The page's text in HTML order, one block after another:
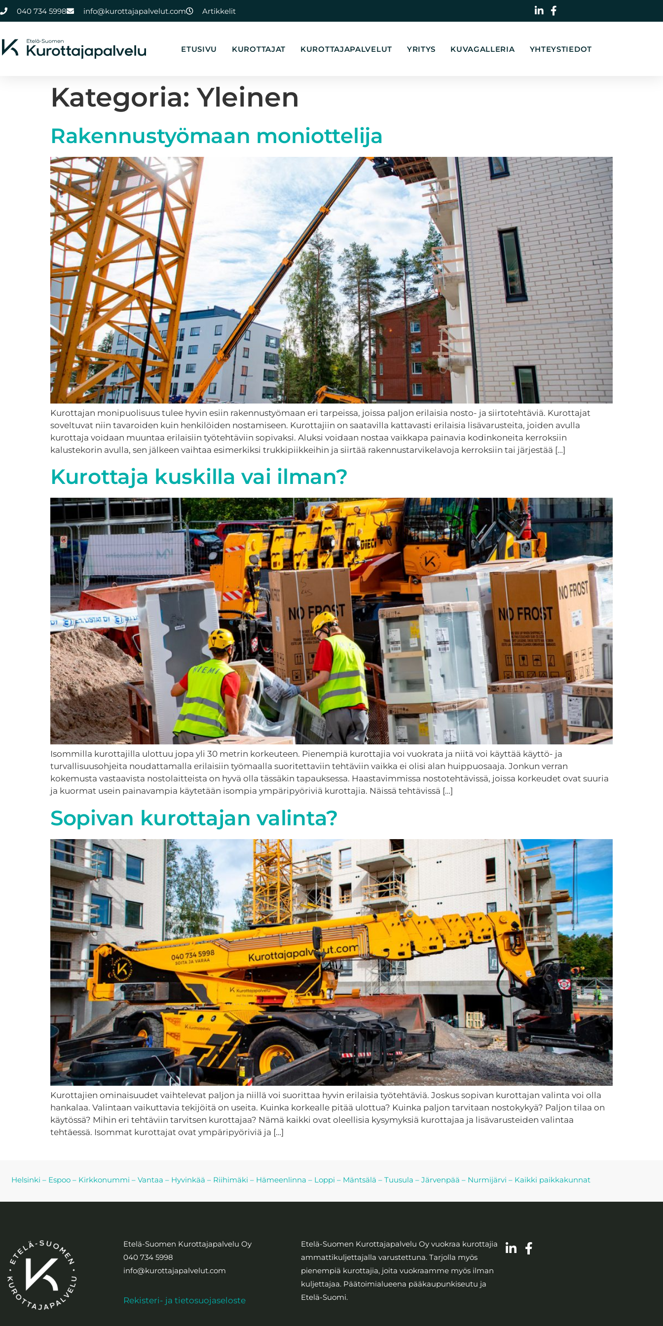
040 734 5998 info@kurottajapalvelut.com Artikkelit
ETUSIVU KUROTTAJAT KUROTTAJAPALVELUT YRITYS KUVAGALLERIA YHTEYSTIEDOT
Kategoria:Yleinen
Rakennustyömaan moniottelija
Kurottajan monipuolisuus tulee hyvin esiin rakennustyömaan eri tarpeissa, joissa paljon erilaisia nosto- ja siirtotehtäviä. Kurottajat
soveltuvat niin tavaroiden kuin henkilöiden nostamiseen. Kurottajiin on saatavilla kattavasti erilaisia lisävarusteita, joiden avulla
kurottaja voidaan muuntaa erilaisiin työtehtäviin sopivaksi. Aluksi voidaan nostaa vaikkapa painavia kodinkoneita kerroksiin
kalustekorin avulla, sen jälkeen vaihtaa esimerkiksi trukkipiikkeihin ja siirtää rakennustarvikelavoja kerroksiin tai järjestää […]
Kurottaja kuskilla vai ilman?
Isommilla kurottajilla ulottuu jopa yli 30 metrin korkeuteen. Pienempiä kurottajia voi vuokrata ja niitä voi käyttää käyttö- ja
turvallisuusohjeita noudattamalla erilaisiin työmaalla suoritettaviin tehtäviin vaikka ei olisi alan huippuosaaja. Jonkun verran
kokemusta vastaavista nostolaitteista on hyvä olla tässäkin tapauksessa. Haastavimmissa nostotehtävissä, joissa korkeudet ovat suuria
ja kuormat usein painavampia käytetään isompia ympäripyöriviä kurottajia. Näissä tehtävissä […]
Sopivan kurottajan valinta?
Kurottajien ominaisuudet vaihtelevat paljon ja niillä voi suorittaa hyvin erilaisia työtehtäviä. Joskus sopivan kurottajan valinta voi olla
hankalaa. Valintaan vaikuttavia tekijöitä on useita. Kuinka korkealle pitää ulottua? Kuinka paljon tarvitaan nostokykyä? Paljon tilaa on
käytössä? Mihin eri tehtäviin tarvitsen kurottajaa? Nämä kaikki ovat oleellisia kysymyksiä kurottajaa ja lisävarusteiden valintaa
tehtäessä. Isommat kurottajat ovat ympäripyöriviä ja […]
Helsinki – Espoo – Kirkkonummi – Vantaa – Hyvinkää – Riihimäki – Hämeenlinna – Loppi – Mäntsälä – Tuusula – Järvenpää – Nurmijärvi – Kaikki paikkakunnat
Etelä-Suomen Kurottajapalvelu Oy
040 734 5998
info@kurottajapalvelut.com
Rekisteri- ja tietosuojaseloste
Etelä-Suomen Kurottajapalvelu Oy vuokraa kurottajia
ammattikuljettajalla varustettuna. Tarjolla myös
pienempiä kurottajia, joita vuokraamme myös ilman
kuljettajaa. Päätoimialueena pääkaupunkiseutu ja
Etelä-Suomi.